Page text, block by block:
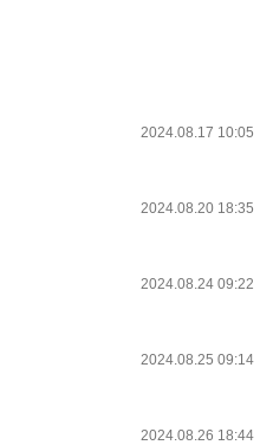
2024.08.17 10:05
2024.08.20 18:35
2024.08.24 09:22
2024.08.25 09:14
2024.08.26 18:44